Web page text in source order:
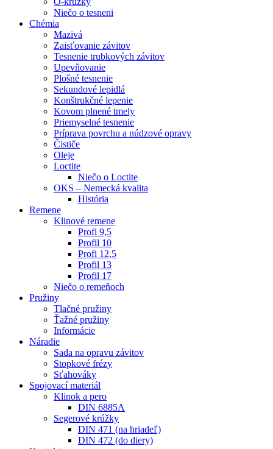
Niečo o tesneni
Chémia
Mazivá
Zaisťovanie závitov
Tesnenie trubkových závitov
Upevňovanie
Plošné tesnenie
Sekundové lepidlá
Konštrukčné lepenie
Kovom plnené tmely
Priemyselné tesnenie
Príprava povrchu a núdzové opravy
Čističe
Oleje
Loctite
Niečo o Loctite
OKS – Nemecká kvalita
História
Remene
Klinové remene
Profi 9,5
Profil 10
Profi 12,5
Profil 13
Profil 17
Niečo o remeňoch
Pružiny
Tlačné pružiny
Ťažné pružiny
Informácie
Náradie
Sada na opravu závitov
Stopkové frézy
Sťahováky
Spojovací materiál
Klinok a pero
DIN 6885A
Segerové krúžky
DIN 471 (na hriadeľ)
DIN 472 (do diery)